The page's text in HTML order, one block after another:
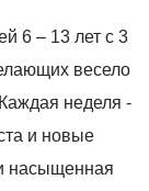
6 – 13 лет с 3
весело
неделя -
и новые
насыщенная